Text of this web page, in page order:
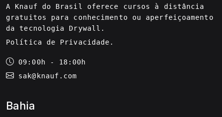
A Knauf do Brasil oferece cursos à distância
gratuitos para conhecimento ou aperfeiçoamento
da tecnologia Drywall.
Política de Privacidade .
09:00h - 18:00h
sak@knauf.com
Bahia